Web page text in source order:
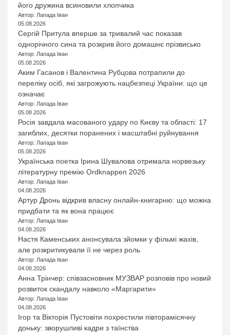
його дружина всиновили хлопчика
Автор: Лапада Іван
05.08.2026
Сергій Притула вперше за тривалий час показав
однорічного сина та розкрив його домашнє прізвисько
Автор: Лапада Іван
05.08.2026
Аким Гасанов і Валентина Рубцова потрапили до
переліку осіб, які загрожують нацбезпеці України: що це
означає
Автор: Лапада Іван
05.08.2026
Росія завдала масованого удару по Києву та області: 17
загиблих, десятки поранених і масштабні руйнування
Автор: Лапада Іван
05.08.2026
Українська поетка Ірина Шувалова отримала норвезьку
літературну премію Ordknappen 2026
Автор: Лапада Іван
04.08.2026
Артур Дронь відкрив власну онлайн-книгарню: що можна
придбати та як вона працює
Автор: Лапада Іван
04.08.2026
Настя Каменських анонсувала зйомки у фільмі жахів,
але розкритикували її не через роль
Автор: Лапада Іван
04.08.2026
Анна Трінчер: співзасновник МУЗВАР розповів про новий
розвиток скандалу навколо «Маргарити»
Автор: Лапада Іван
04.08.2026
Ігор та Вікторія Пустовіти похрестили півторамісячну
доньку: зворушливі кадри з таїнства